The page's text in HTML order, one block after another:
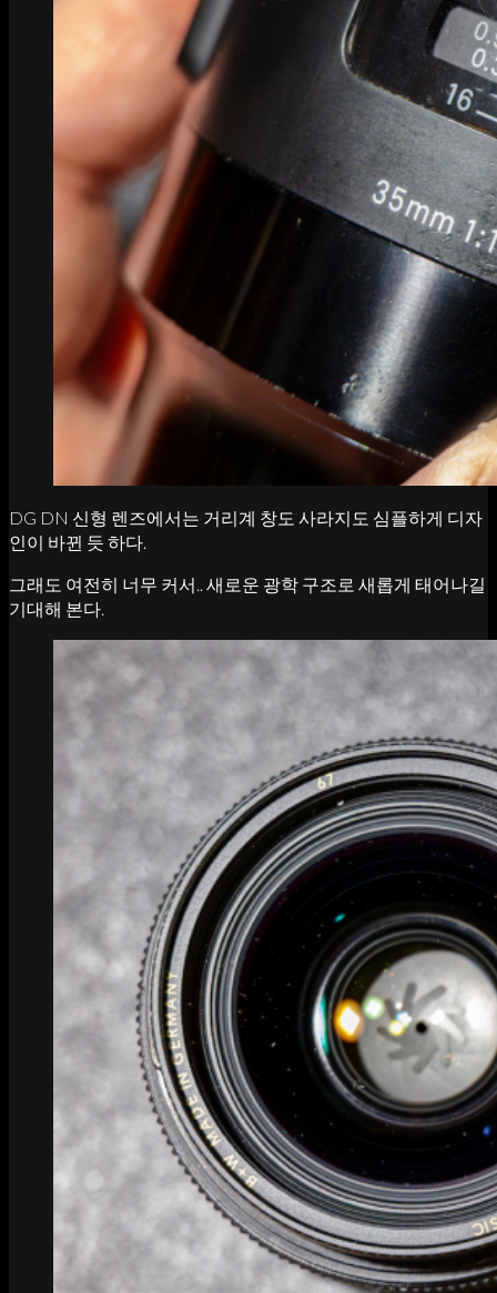
DG DN 신형 렌즈에서는 거리계 창도 사라지도 심플하게 디자
인이 바뀐 듯 하다.
그래도 여전히 너무 커서.. 새로운 광학 구조로 새롭게 태어나길
기대해 본다.